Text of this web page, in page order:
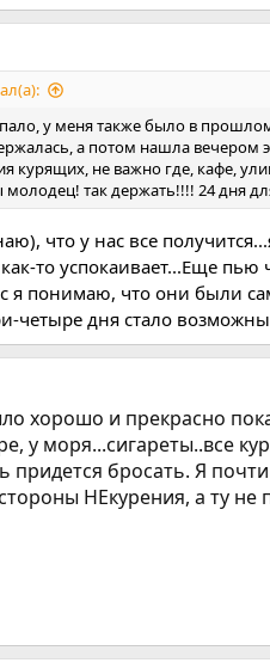
у меня также было в
а потом нашла вечером
курящих, не важно где, кафе,
так держать!!!! 24 дня
что у нас все
то успокаивает...Еще
я понимаю, что они были
четыре дня стало
хорошо и прекрасно
у моря...сигареты..все
придется бросать. Я
НЕкурения, а ту не